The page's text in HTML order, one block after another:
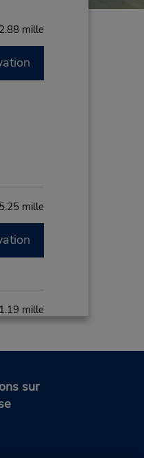
mille
mille
mille
sur